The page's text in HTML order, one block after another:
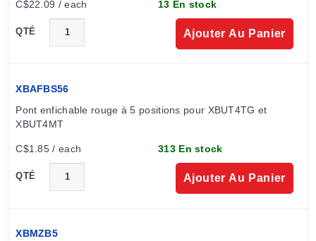
C$22.09 / each 13 En stock
QTÉ Ajouter Au Panier
XBAFBS56
Pont enfichable rouge à 5 positions pour XBUT4TG et
XBUT4MT
C$1.85 / each 313 En stock
QTÉ Ajouter Au Panier
XBMZB5